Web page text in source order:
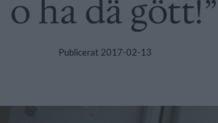
o ha dä gött!”
Publicerat 2017-02-13